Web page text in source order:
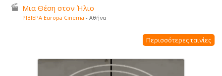
Μια Θέση στον Ήλιο
ΡΙΒΙΕΡΑ Europa Cinema - Αθήνα
Περισσότερες ταινίες